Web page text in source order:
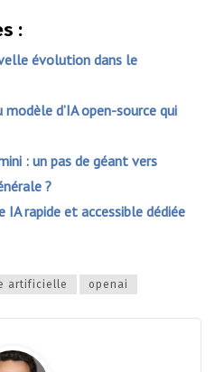
:
évolution dans le
d’IA open-source qui
: un pas de géant vers
?
IA rapide et accessible dédiée
artificielle openai